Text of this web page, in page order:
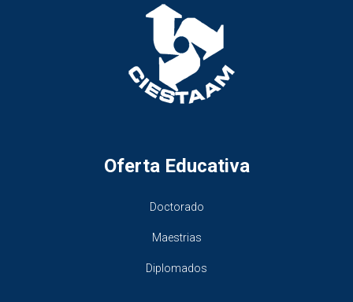
Oferta Educativa
Doctorado
Maestrias
Diplomados